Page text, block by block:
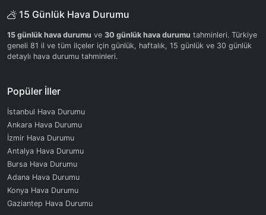
15 Günlük Hava Durumu
15 günlük hava durumu ve 30 günlük hava durumu tahminleri. Türkiye
geneli 81 il ve tüm ilçeler için günlük, haftalık, 15 günlük ve 30 günlük
detaylı hava durumu tahminleri.
Popüler İller
İstanbul Hava Durumu
Ankara Hava Durumu
İzmir Hava Durumu
Antalya Hava Durumu
Bursa Hava Durumu
Adana Hava Durumu
Konya Hava Durumu
Gaziantep Hava Durumu